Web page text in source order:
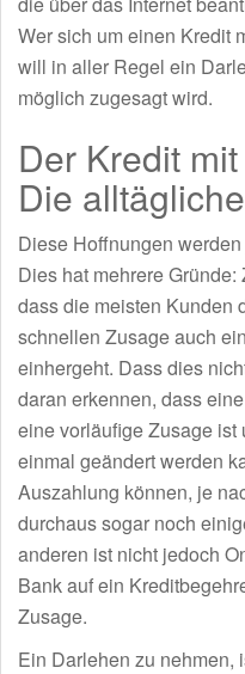
Wer sich um einen Kredit
will in aller Regel ein
möglich zugesagt wird.
Der Kredit
Die
Diese Hoffnungen
Dies hat mehrere
dass die meisten Kunden
schnellen Zusage auch
einhergeht. Dass dies
daran erkennen, dass
eine vorläufige Zusage ist
einmal geändert werden
Auszahlung können, je
durchaus sogar noch
anderen ist nicht jedoch
Bank auf ein
Zusage.
Ein Darlehen zu nehmen,